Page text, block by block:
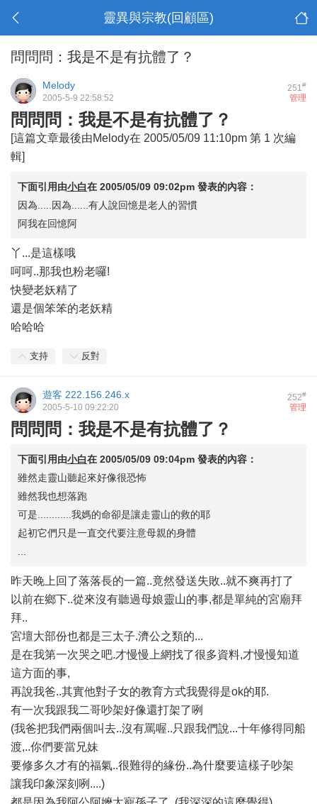
靈異與宗教(回顧區)
問問問：我是不是有抗體了？
251#
Melody
管理
2005-5-9 22:58:52
問問問：我是不是有抗體了？
[這篇文章最後由Melody在 2005/05/09 11:10pm 第 1 次編
輯]
下面引用由小白在 2005/05/09 09:02pm 發表的內容：
因為.....因為......有人說回憶是老人的習慣
阿我在回憶阿
丫...是這樣哦
呵呵..那我也粉老囉!
快變老妖精了
還是個笨笨的老妖精
哈哈哈
支持 反對
252#
遊客 222.156.246.x
管理
2005-5-10 09:22:20
問問問：我是不是有抗體了？
下面引用由小白在 2005/05/09 09:04pm 發表的內容：
雖然走靈山聽起來好像很恐怖
雖然我也想落跑
可是............我媽的命卻是讓走靈山的救的耶
起初它們只是一直交代要注意母親的身體
昨天晚上回了落落長的一篇..竟然發送失敗..就不爽再打了
以前在鄉下..從來沒有聽過母娘靈山的事,都是單純的宮廟拜
拜..
宮壇大部份也都是三太子.濟公之類的...
是在我第一次哭之吧.才慢慢上網找了很多資料,才慢慢知道
這方面的事,
再說我爸..其實他對子女的教育方式我覺得是ok的耶.
有一次我跟我二哥吵架好像還打架了咧
(我爸把我們兩個叫去..沒有罵喔..只跟我們說...十年修得同船
渡,..你們要當兄妹
要修多久才有的福氣..很難得的緣份..為什麼要這樣子吵架
讓我印象深刻咧....)